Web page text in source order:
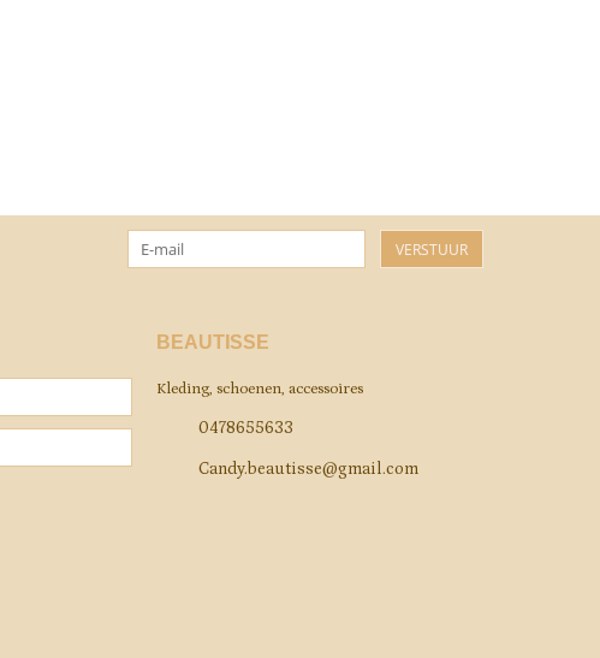
VERSTUUR
BEAUTISSE
Kleding, schoenen, accessoires
0478655633
Candy.beautisse@gmail.com